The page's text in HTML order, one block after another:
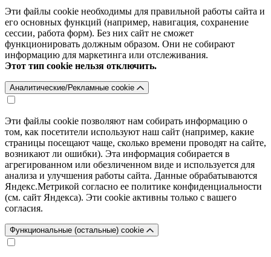
Эти файлы cookie необходимы для правильной работы сайта и
его основных функций (например, навигация, сохранение
сессии, работа форм). Без них сайт не сможет
функционировать должным образом. Они не собирают
информацию для маркетинга или отслеживания.
Этот тип cookie нельзя отключить.
Аналитические/Рекламные cookie
Эти файлы cookie позволяют нам собирать информацию о
том, как посетители используют наш сайт (например, какие
страницы посещают чаще, сколько времени проводят на сайте,
возникают ли ошибки). Эта информация собирается в
агрегированном или обезличенном виде и используется для
анализа и улучшения работы сайта. Данные обрабатываются
Яндекс.Метрикой согласно ее политике конфиденциальности
(см. сайт Яндекса). Эти cookie активны только с вашего
согласия.
Функциональные (остальные) cookie